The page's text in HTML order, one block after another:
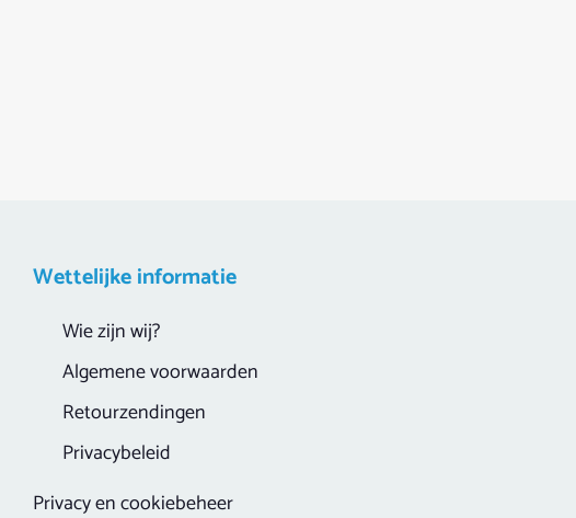
Wettelijke informatie
Wie zijn wij?
Algemene voorwaarden
Retourzendingen
Privacybeleid
Privacy en cookiebeheer